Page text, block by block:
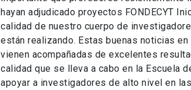
hayan adjudicado proyectos FONDECYT
calidad de nuestro cuerpo de
están realizando. Estas buenas noticias
vienen acompañadas de excelentes
calidad que se lleva a cabo en la Escuela
apoyar a investigadores de alto nivel en